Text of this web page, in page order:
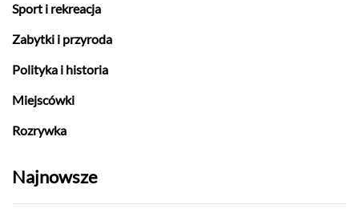
Sport i rekreacja
Zabytki i przyroda
Polityka i historia
Miejscówki
Rozrywka
Najnowsze